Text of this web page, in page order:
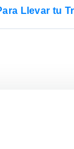
Llevar tu